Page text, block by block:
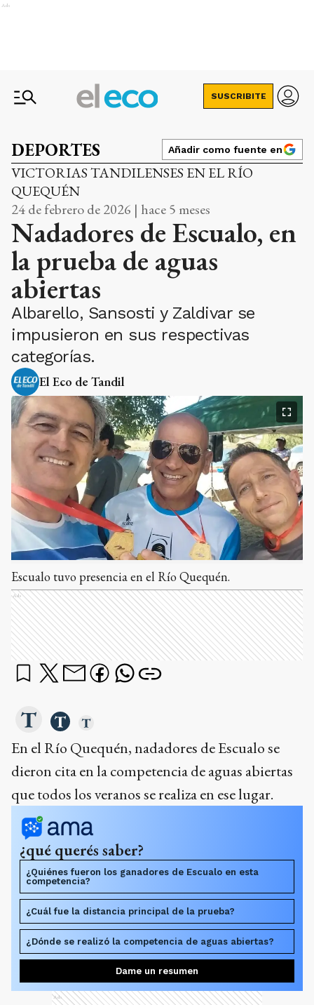
Ads
SUSCRIBITE
DEPORTES Añadir como fuente en
VICTORIAS TANDILENSES EN EL RÍO
QUEQUÉN
24 de febrero de 2026 | hace 5 meses
Nadadores de Escualo, en
la prueba de aguas
abiertas
Albarello, Sansosti y Zaldivar se
impusieron en sus respectivas
categorías.
El Eco de Tandil
Escualo tuvo presencia en el Río Quequén.
Ads
En el Río Quequén, nadadores de Escualo se
dieron cita en la competencia de aguas abiertas
que todos los veranos se realiza en ese lugar.
¿qué querés saber?
¿Quiénes fueron los ganadores de Escualo en esta
competencia?
¿Cuál fue la distancia principal de la prueba?
¿Dónde se realizó la competencia de aguas abiertas?
Dame un resumen
Ads